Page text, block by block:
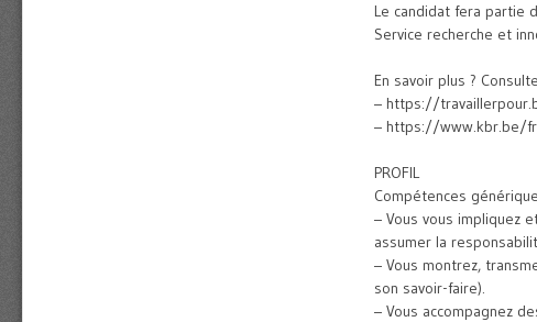
Le candidat fera partie
Service recherche et
En savoir plus ?
– https://
– https://www.kbr.be/
PROFIL
Compétences
– Vous vous impliquez
assumer la
– Vous montrez,
son savoir-faire).
– Vous accompagnez